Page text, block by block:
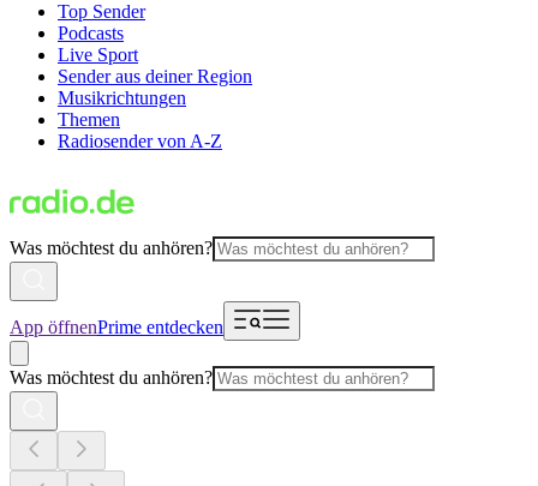
Top Sender
Podcasts
Live Sport
Sender aus deiner Region
Musikrichtungen
Themen
Radiosender von A-Z
Was möchtest du anhören?
App öffnenPrime entdecken
Was möchtest du anhören?